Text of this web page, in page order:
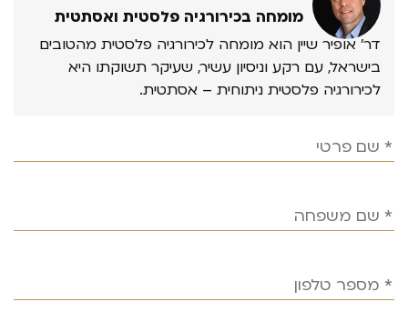
מומחה בכירורגיה פלסטית ואסתטית
דר’ אופיר שיין הוא מומחה לכירורגיה פלסטית מהטובים
בישראל, עם רקע וניסיון עשיר, שעיקר תשוקתו היא
לכירורגיה פלסטית ניתוחית – אסתטית.